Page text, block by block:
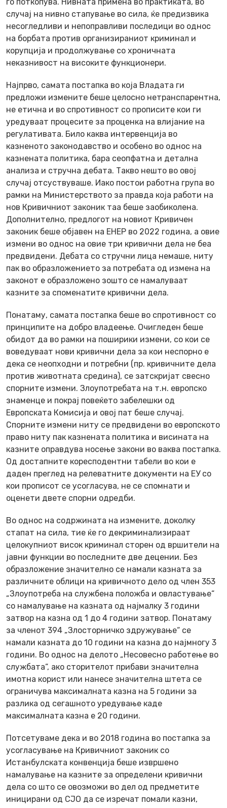
случај на нивно стапување во сила, ќе предизвика
несогледливи и непоправливи последици во однос
на борбата против организираниот криминал и
корупција и продолжување со хроничната
неказнивост на високите функционери.
Најпрво, самата постапка во која Владата ги
предложи измените беше целосно нетранспарентна,
не етична и во спротивност со прописите кои ги
уредуваат процесите за проценка на влијание на
регулативата. Било каква интервенција во
казненото законодавство и особено во однос на
казнената политика, бара сеопфатна и детална
анализа и стручна дебата. Такво нешто во овој
случај отсуствуваше. Иако постои работна група во
рамки на Министерството за правда која работи на
нов Кривичниот законик таа беше заобиколена.
Дополнително, предлогот на новиот Кривичен
законик беше објавен на ЕНЕР во 2022 година, а овие
измени во однос на овие три кривични дела не беа
предвидени. Дебата со стручни лица немаше, ниту
пак во образложението за потребата од измена на
законот е образложено зошто се намалуваат
казните за споменатите кривични дела.
Понатаму, самата постапка беше во спротивност со
принципите на добро владеење. Очигледен беше
обидот да во рамки на поширики измени, со кои се
воведуваат нови кривични дела за кои неспорно е
дека се неопходни и потребни (пр. кривичните дела
против животната средина), се затскријат свесно
спорните измени. Злоупотребата на т.н. европско
знаменце и покрај повеќето забелешки од
Европската Комисија и овој пат беше случај.
Спорните измени ниту се предвидени во европското
право ниту пак казнената политика и висината на
казните оправдува носење закони во ваква постапка.
Од достапните коресподентни табели во кои е
даден преглед на релеватните документи на ЕУ со
кои прописот се усогласува, не се спомнати и
оценети двете спорни одредби.
Во однос на содржината на измените, доколку
стапат на сила, тие ќе го декриминализираат
целокупниот висок криминал сторен од вршители на
јавни функции во последните две децении. Без
образложение значително се намали казната за
различните облици на кривичното дело од член 353
„Злоупотреба на службена положба и овластување“
со намалување на казната од најмалку 3 години
затвор на казна од 1 до 4 години затвор. Понатаму
за членот 394 „Злосторничко здружување“ се
намали казната до 10 години на казна до најмногу 3
години. Во однос на делото „Несовесно работење во
службата“, ако сторителот прибави значителна
имотна корист или нанесе значителна штета се
ограничува максималната казна на 5 години за
разлика од сегашното уредување каде
максималната казна е 20 години.
Потсетуваме дека и во 2018 година во постапка за
усогласување на Кривичниот законик со
Истанбулската конвенција беше извршено
намалување на казните за определени кривични
дела со што се овозможи во дел од предметите
иницирани од СЈО да се изречат помали казни,